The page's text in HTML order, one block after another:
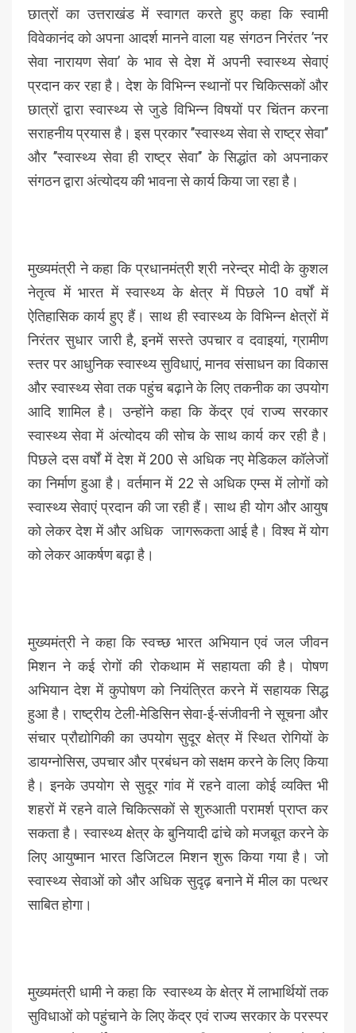
छात्रों का उत्तराखंड में स्वागत करते हुए कहा कि स्वामी
विवेकानंद को अपना आदर्श मानने वाला यह संगठन निरंतर ’नर
सेवा नारायण सेवा’ के भाव से देश में अपनी स्वास्थ्य सेवाएं
प्रदान कर रहा है। देश के विभिन्न स्थानों पर चिकित्सकों और
छात्रों द्वारा स्वास्थ्य से जुडे विभिन्न विषयों पर चिंतन करना
सराहनीय प्रयास है। इस प्रकार ’’स्वास्थ्य सेवा से राष्ट्र सेवा’’
और ’’स्वास्थ्य सेवा ही राष्ट्र सेवा’’ के सिद्धांत को अपनाकर
संगठन द्वारा अंत्योदय की भावना से कार्य किया जा रहा है।
मुख्यमंत्री ने कहा कि प्रधानमंत्री श्री नरेन्द्र मोदी के कुशल
नेतृत्व में भारत में स्वास्थ्य के क्षेत्र में पिछले 10 वर्षों में
ऐतिहासिक कार्य हुए हैं। साथ ही स्वास्थ्य के विभिन्न क्षेत्रों में
निरंतर सुधार जारी है, इनमें सस्ते उपचार व दवाइयां, ग्रामीण
स्तर पर आधुनिक स्वास्थ्य सुविधाएं, मानव संसाधन का विकास
और स्वास्थ्य सेवा तक पहुंच बढ़ाने के लिए तकनीक का उपयोग
आदि शामिल है। उन्होंने कहा कि केंद्र एवं राज्य सरकार
स्वास्थ्य सेवा में अंत्योदय की सोच के साथ कार्य कर रही है।
पिछले दस वर्षों में देश में 200 से अधिक नए मेडिकल कॉलेजों
का निर्माण हुआ है। वर्तमान में 22 से अधिक एम्स में लोगों को
स्वास्थ्य सेवाएं प्रदान की जा रही हैं। साथ ही योग और आयुष
को लेकर देश में और अधिक जागरूकता आई है। विश्व में योग
को लेकर आकर्षण बढ़ा है।
मुख्यमंत्री ने कहा कि स्वच्छ भारत अभियान एवं जल जीवन
मिशन ने कई रोगों की रोकथाम में सहायता की है। पोषण
अभियान देश में कुपोषण को नियंत्रित करने में सहायक सिद्ध
हुआ है। राष्ट्रीय टेली-मेडिसिन सेवा-ई-संजीवनी ने सूचना और
संचार प्रौद्योगिकी का उपयोग सुदूर क्षेत्र में स्थित रोगियों के
डायग्नोसिस, उपचार और प्रबंधन को सक्षम करने के लिए किया
है। इनके उपयोग से सुदूर गांव में रहने वाला कोई व्यक्ति भी
शहरों में रहने वाले चिकित्सकों से शुरुआती परामर्श प्राप्त कर
सकता है। स्वास्थ्य क्षेत्र के बुनियादी ढांचे को मजबूत करने के
लिए आयुष्मान भारत डिजिटल मिशन शुरू किया गया है। जो
स्वास्थ्य सेवाओं को और अधिक सुदृढ़ बनाने में मील का पत्थर
साबित होगा।
मुख्यमंत्री धामी ने कहा कि स्वास्थ्य के क्षेत्र में लाभार्थियों तक
सुविधाओं को पहुंचाने के लिए केंद्र एवं राज्य सरकार के परस्पर